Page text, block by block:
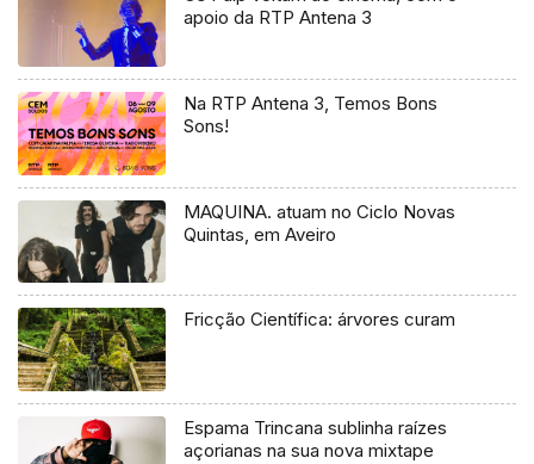
apoio da RTP Antena 3
Na RTP Antena 3, Temos Bons
Sons!
MAQUINA. atuam no Ciclo Novas
Quintas, em Aveiro
Fricção Científica: árvores curam
Espama Trincana sublinha raízes
açorianas na sua nova mixtape